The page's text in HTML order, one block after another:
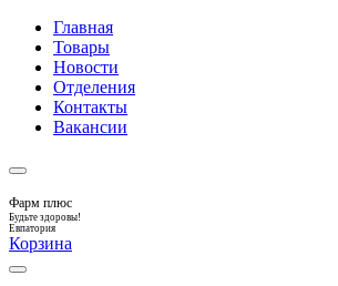
Главная
Товары
Новости
Отделения
Контакты
Вакансии
Фарм плюс
Будьте здоровы!
Евпатория
Корзина